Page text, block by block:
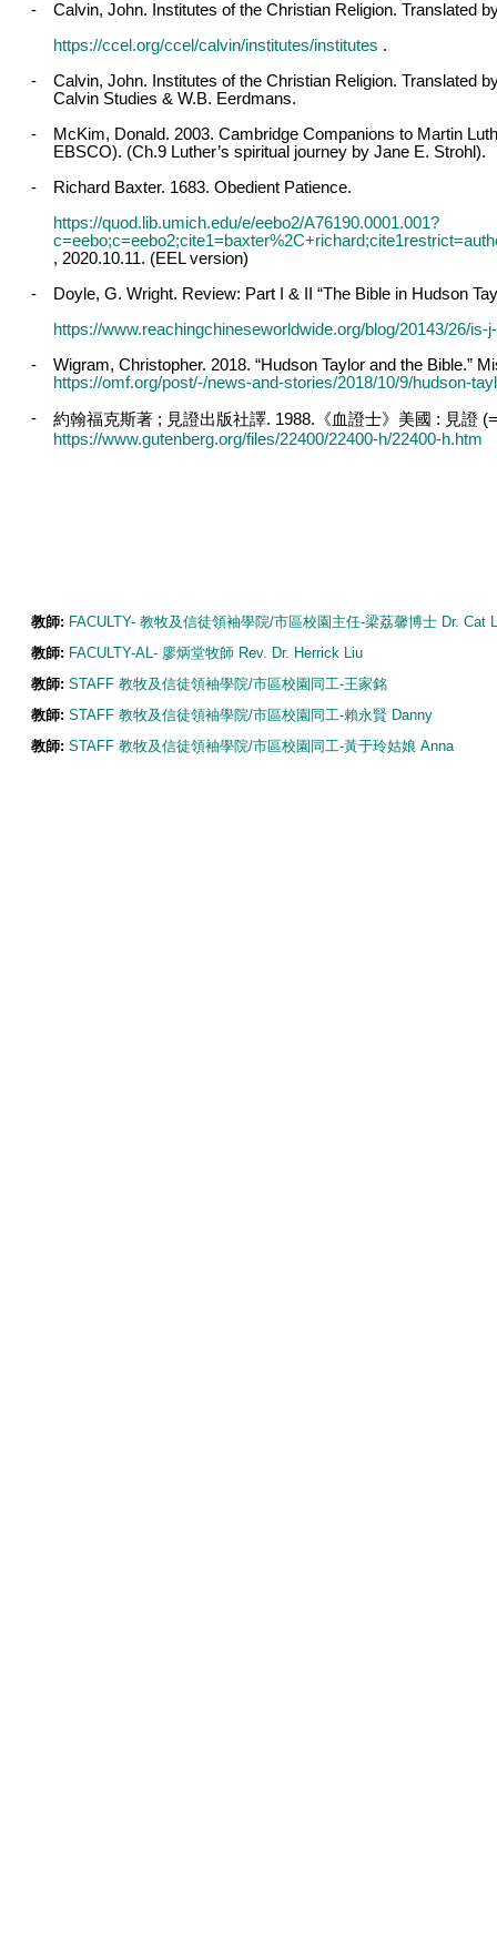
-
Calvin, John. Institutes of the Christian Religion. Translated
https://ccel.org/ccel/calvin/institutes/institutes .
-
Calvin, John. Institutes of the Christian Religion. Translated
Calvin Studies & W.B. Eerdmans.
-
McKim, Donald. 2003. Cambridge Companions to Martin
EBSCO). (Ch.9 Luther’s spiritual journey by Jane E. Strohl).
-
Richard Baxter. 1683. Obedient Patience.
https://quod.lib.umich.edu/e/eebo2/A76190.0001.001?
, 2020.10.11. (EEL version)
-
Doyle, G. Wright. Review: Part I & II “The Bible in Hudson
https://www.reachingchineseworldwide.org/blog/20143/26/
-
Wigram, Christopher. 2018. “Hudson Taylor and the Bible.”
https://omf.org/post/-/news-and-stories/2018/10/9/hudson-
-
約翰福克斯著 ; 見證出版社譯. 1988. 《血證士》美國 : 見證
https://www.gutenberg.org/files/22400/22400-h/22400-h.htm
教師: FACULTY- 教牧及信徒領袖學院/市區校園主任-梁荔馨博士 Dr. Cat
教師: FACULTY-AL- 廖炳堂牧師 Rev. Dr. Herrick Liu
教師: STAFF 教牧及信徒領袖學院/市區校園同工-王家銘
教師: STAFF 教牧及信徒領袖學院/市區校園同工-賴永賢 Danny
教師: STAFF 教牧及信徒領袖學院/市區校園同工-黃于玲姑娘 Anna